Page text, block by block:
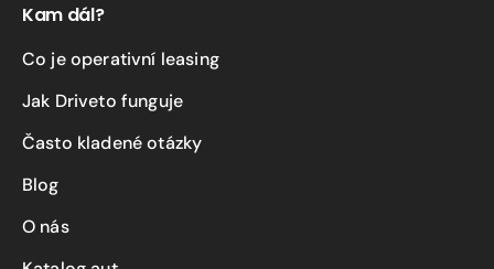
Kam dál?
Co je operativní leasing
Jak Driveto funguje
Často kladené otázky
Blog
O nás